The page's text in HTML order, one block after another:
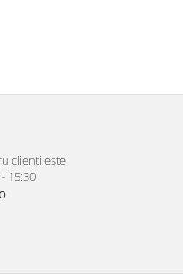
clienti este
15:30